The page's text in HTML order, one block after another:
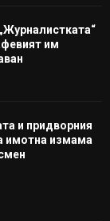
им
и придворния
имотна измама